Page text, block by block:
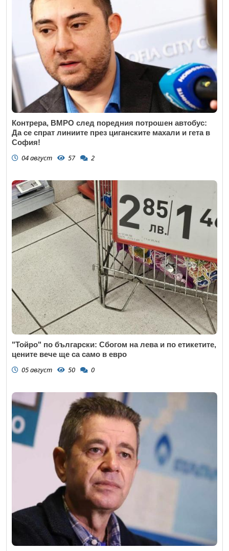
Контрера, ВМРО след поредния потрошен автобус:
Да се спрат линиите през циганските махали и гета в
София!
04 август 57 2
"Тойро" по български: Сбогом на лева и по етикетите,
цените вече ще са само в евро
05 август 50 0